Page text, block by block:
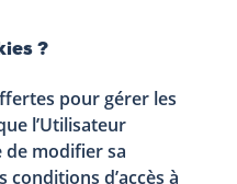
?
pour gérer les
l’Utilisateur
modifier sa
d’accès à